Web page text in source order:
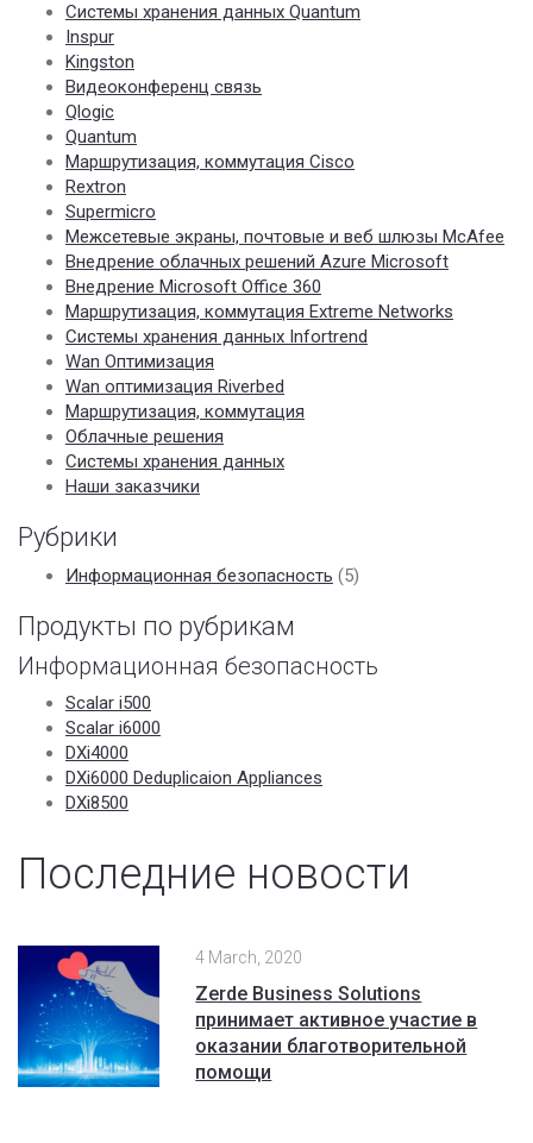
Системы хранения данных Quantum
Inspur
Kingston
Видеоконференц связь
Qlogic
Quantum
Маршрутизация, коммутация Cisco
Rextron
Supermicro
Межсетевые экраны, почтовые и веб шлюзы McAfee
Внедрение облачных решений Azure Microsoft
Внедрение Microsoft Office 360
Маршрутизация, коммутация Extreme Networks
Системы хранения данных Infortrend
Wan Оптимизация
Wan оптимизация Riverbed
Маршрутизация, коммутация
Облачные решения
Системы хранения данных
Наши заказчики
Рубрики
Информационная безопасность (5)
Продукты по рубрикам
Информационная безопасность
Scalar i500
Scalar i6000
DXi4000
DXi6000 Deduplicaion Appliances
DXi8500
Последние новости
4 March, 2020
Zerde Business Solutions
принимает активное участие в
оказании благотворительной
помощи